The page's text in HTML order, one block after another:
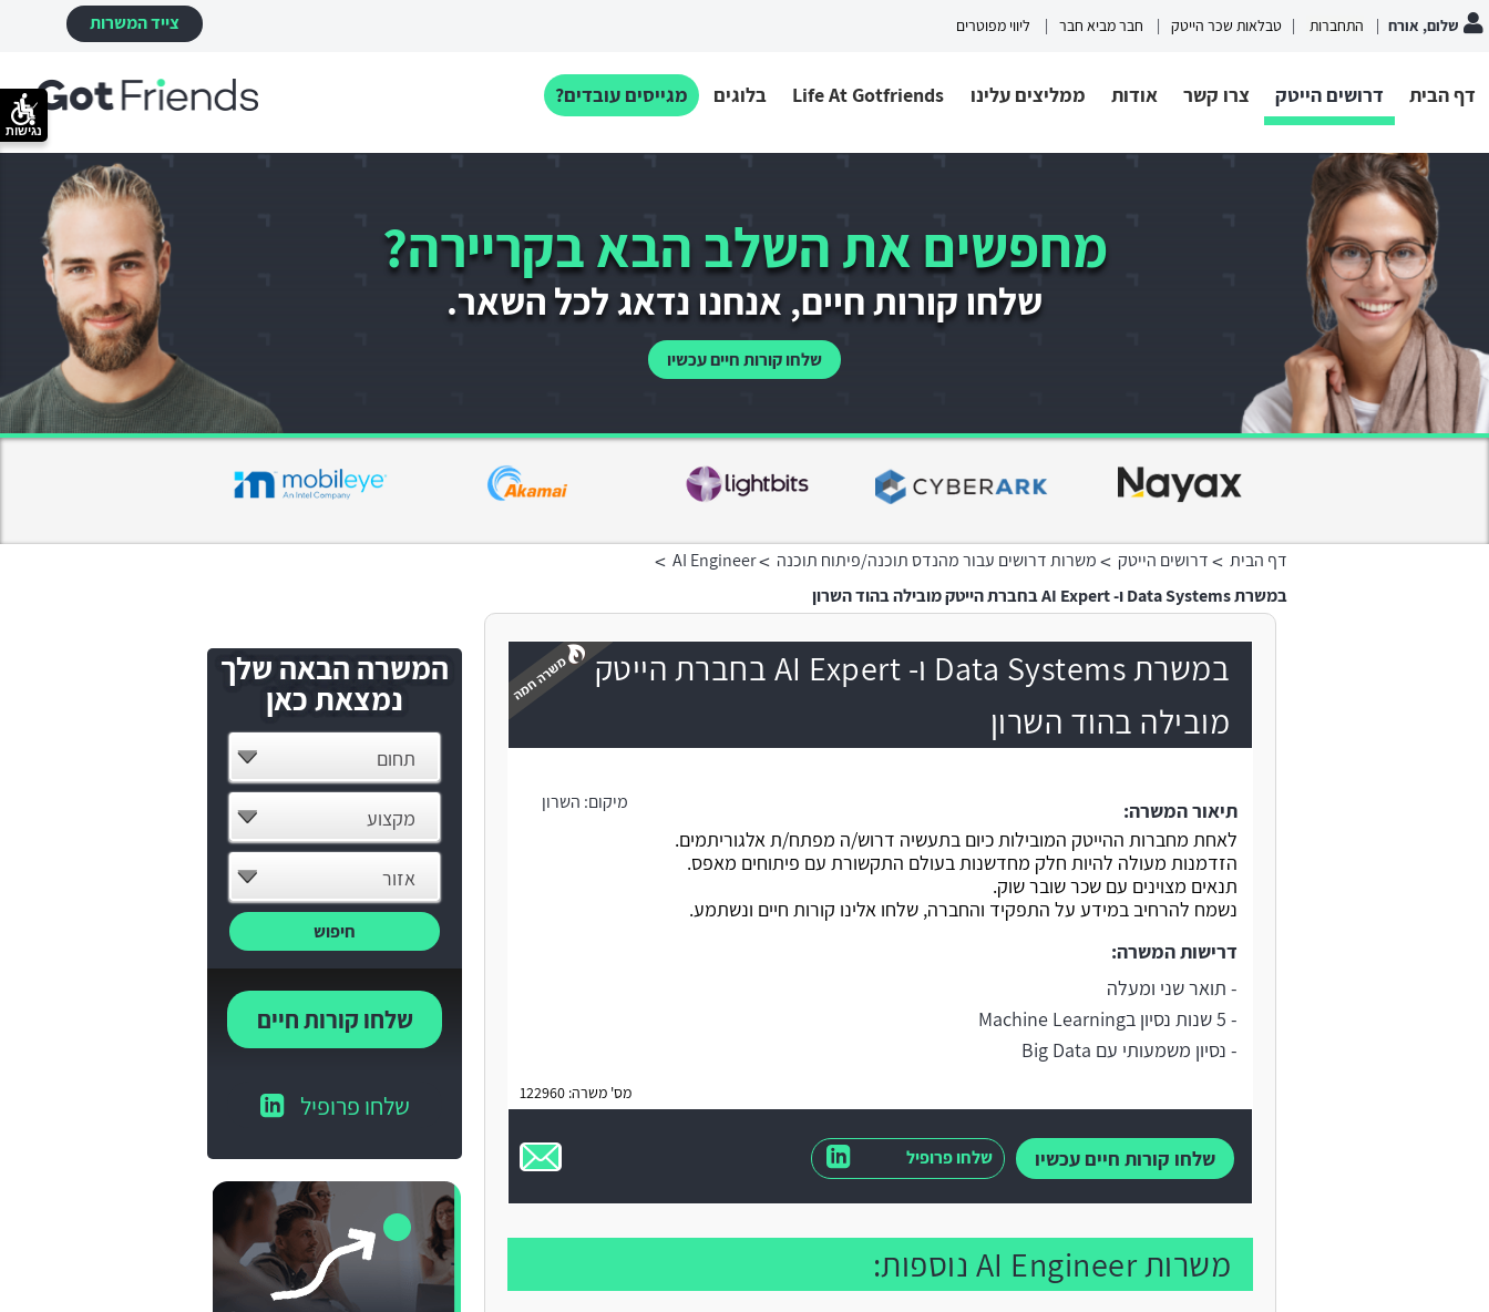
שלום, אורח התחברות טבלאות שכר הייטק חבר מביא חבר ליווי מפוטרים צייד המשרות
דף הבית דרושים הייטק צרו קשר אודות ממליצים עלינו Life At Gotfriends בלוגים מגייסים עובדים?
מחפשים את השלב הבא בקריירה?
שלחו קורות חיים, אנחנו נדאג לכל השאר.
שלחו קורות חיים עכשיו
דף הבית >דרושים הייטק >משרות דרושים עבור מהנדס תוכנה/פיתוח תוכנה >
AI Engineer
>
במשרת Data Systems ו- AI Expert בחברת הייטק מובילה בהוד השרון
במשרת Data Systems ו- AI Expert בחברת הייטק
מובילה בהוד השרון
מיקום: השרון
תיאור המשרה:
לאחת מחברות ההייטק המובילות כיום בתעשיה דרוש/ה מפתח/ת אלגוריתמים.
הזדמנות מעולה להיות חלק מחדשנות בעולם התקשורת עם פיתוחים מאפס.
תנאים מצוינים עם שכר שובר שוק.
נשמח להרחיב במידע על התפקיד והחברה, שלחו אלינו קורות חיים ונשתמע.
דרישות המשרה:
- תואר שני ומעלה
- 5 שנות נסיון בMachine Learning
- נסיון משמעותי עם Big Data
מס' משרה: 122960
שלחו קורות חיים עכשיו שלחו פרופיל
משרות AI Engineer נוספות:
המשרה הבאה שלך
נמצאת כאן
תחום
מקצוע
אזור
חיפוש
שלחו קורות חיים
שלחו פרופיל
נגישות